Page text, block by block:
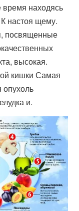
время находясь
настоя щему.
посвященные
высокая.
кишки Самая
опухоль
и.